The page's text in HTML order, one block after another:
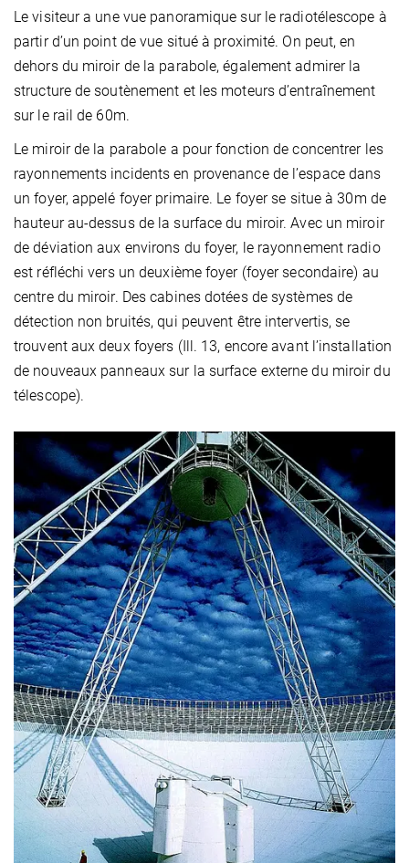
Le visiteur a une vue panoramique sur le radiotélescope à
partir d’un point de vue situé à proximité. On peut, en
dehors du miroir de la parabole, également admirer la
structure de soutènement et les moteurs d’entraînement
sur le rail de 60m.
Le miroir de la parabole a pour fonction de concentrer les
rayonnements incidents en provenance de l’espace dans
un foyer, appelé foyer primaire. Le foyer se situe à 30m de
hauteur au-dessus de la surface du miroir. Avec un miroir
de déviation aux environs du foyer, le rayonnement radio
est réfléchi vers un deuxième foyer (foyer secondaire) au
centre du miroir. Des cabines dotées de systèmes de
détection non bruités, qui peuvent être intervertis, se
trouvent aux deux foyers (Ill. 13, encore avant l’installation
de nouveaux panneaux sur la surface externe du miroir du
télescope).